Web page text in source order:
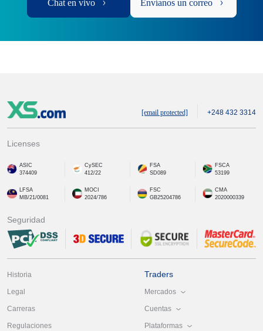
Chat en vivo Envíanos un correo
[email protected] +248 432 3314
Licenses
ASIC
374409
CySEC
412/22
FSA
SD089
FSCA
53199
LFSA
MB/21/0081
MOCI
2024/786
FSC
GB25204786
CMA
2020000339
Seguridad
Historia
Legal
Carreras
Regulaciones
Traders
Mercados
Cuentas
Plataformas